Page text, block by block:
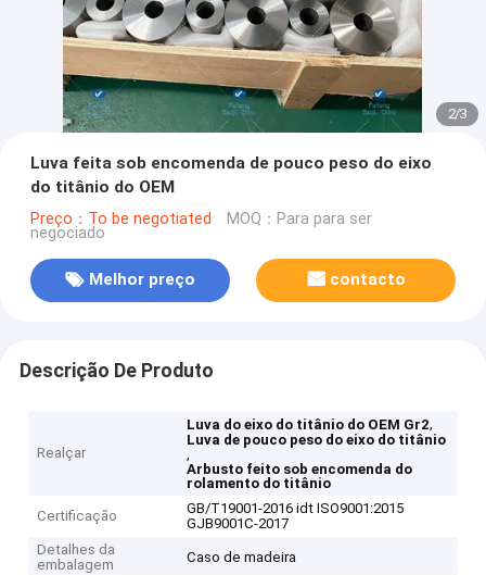
2/3
Luva feita sob encomenda de pouco peso do eixo
do titânio do OEM
Preço：To be negotiated MOQ：Para para ser
negociado
Melhor preço contacto
Descrição De Produto
Realçar
Luva do eixo do titânio do OEM Gr2,
Luva de pouco peso do eixo do titânio
,
Arbusto feito sob encomenda do
rolamento do titânio
Certificação
GB/T19001-2016 idt ISO9001:2015
GJB9001C-2017
Detalhes da
embalagem
Caso de madeira